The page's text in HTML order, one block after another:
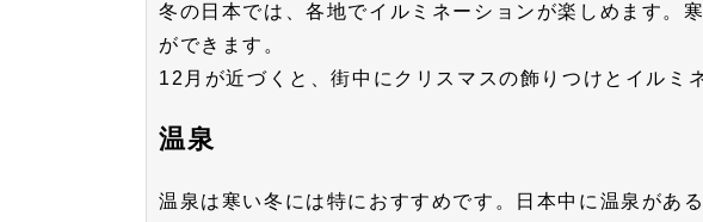
冬の日本では、各地でイルミネーションが楽しめます。
ができます。
12月が近づくと、街中にクリスマスの飾りつけとイルミ
温泉
温泉は寒い冬には特におすすめです。日本中に温泉があ